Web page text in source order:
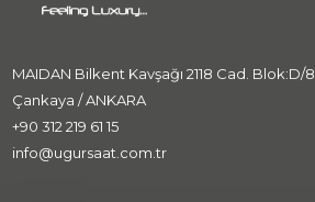
MAIDAN Bilkent Kavşağı 2118 Cad. Blok:D/8
Çankaya / ANKARA
+90 312 219 61 15
info@ugursaat.com.tr